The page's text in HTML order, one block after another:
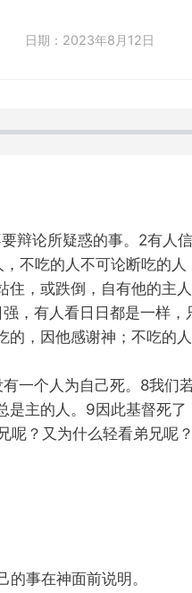
日期：2023年8月12日
辩论所疑惑的事。2有人
不吃的人不可论断吃的
住，或跌倒，自有他的主
，有人看日日都是一样
，因他感谢神；不吃的
一个人为自己死。8我们
是主的人。9因此基督死
呢？又为什么轻看弟兄呢
事在神面前说明。